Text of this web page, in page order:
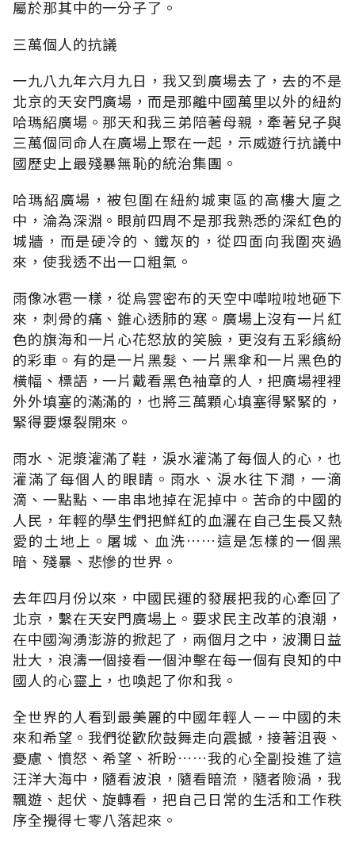
屬於那其中的一分子了。
三萬個人的抗議
一九八九年六月九日，我又到廣場去了，去的不是
北京的天安門廣場，而是那離中國萬里以外的紐約
哈瑪紹廣場。那天和我三弟陪著母親，牽著兒子與
三萬個同命人在廣場上聚在一起，示威遊行抗議中
國歷史上最殘暴無恥的統治集團。
哈瑪紹廣場，被包圍在紐約城東區的高樓大廈之
中，淪為深淵。眼前四周不是那我熟悉的深紅色的
城牆，而是硬冷的、鐵灰的，從四面向我圍夾過
來，使我透不出一口粗氣。
雨像冰雹一樣，從烏雲密布的天空中嘩啦啦地砸下
來，刺骨的痛、錐心透肺的寒。廣場上沒有一片紅
色的旗海和一片心花怒放的笑臉，更沒有五彩繽紛
的彩車。有的是一片黑髮、一片黑傘和一片黑色的
橫幅、標語，一片戴看黑色袖章的人，把廣場裡裡
外外填塞的滿滿的，也將三萬顆心填塞得緊緊的，
緊得要爆裂開來。
雨水、泥漿灌滿了鞋，淚水灌滿了每個人的心，也
灌滿了每個人的眼睛。雨水、淚水往下澗，一滴
滴、一點點、一串串地掉在泥掉中。苦命的中國的
人民，年輕的學生們把鮮紅的血灑在自己生長又熱
愛的土地上。屠城、血洗……這是怎樣的一個黑
暗、殘暴、悲慘的世界。
去年四月份以來，中國民運的發展把我的心牽回了
北京，繫在天安門廣場上。要求民主改革的浪潮，
在中國洶湧澎游的掀起了，兩個月之中，波瀾日益
壯大，浪濤一個接看一個沖擊在每一個有良知的中
國人的心靈上，也喚起了你和我。
全世界的人看到最美麗的中國年輕人－－中國的未
來和希望。我們從歡欣鼓舞走向震撼，接著沮喪、
憂慮、憤怒、希望、祈盼……我的心全副投進了這
汪洋大海中，隨看波浪，隨看暗流，隨者險渦，我
飄遊、起伏、旋轉看，把自己日常的生活和工作秩
序全攪得七零八落起來。